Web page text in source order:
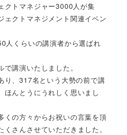
クトマネジャー3000人が集
ェクトマネジメント関連イベン
人くらいの講演者から選ばれ
講演いたしました。
り、317名という大勢の前で講
ほんとうにうれしく思いまし
くの方々からお祝いの言葉を頂
さんさせていただきました。